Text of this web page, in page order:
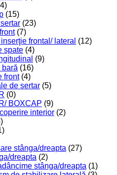
(15)
(23)
(7)
frontal/ lateral (12)
spate (4)
(9)
bară (16)
front (4)
de sertar (5)
(0)
BOXCAP (9)
interior (2)
stânga/dreapta (27)
dreapta (2)
stânga/dreapta (1)